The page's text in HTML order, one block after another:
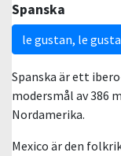
Spanska
le gustan, le
Spanska är ett
modersmål av 386
Nordamerika.
Mexico är den